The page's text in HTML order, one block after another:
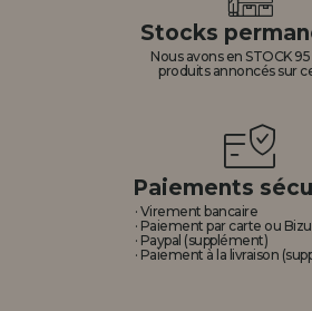
ENREGISTREMENT
Stocks
Nous avons en STOCK 95
produits annoncés sur
Paiements
· Virement bancaire
· Paiement par carte ou
· Paypal (supplément)
· Paiement à la livraison